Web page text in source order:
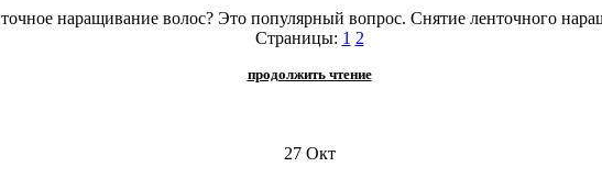
наращивание волос? Это популярный вопрос. Снятие ленточного
Страницы: 1 2
продолжить чтение
27 Окт